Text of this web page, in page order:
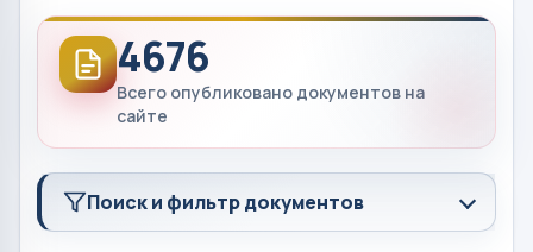
4676
Всего опубликовано документов на
сайте
Поиск и фильтр документов